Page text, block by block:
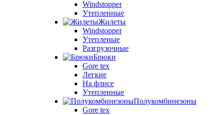
Windstopper
Утепленные
Жилеты
Windstopper
Утепленые
Разгрузочные
Брюки
Gore tex
Легкие
На флисе
Утепленные
Полукомбинезоны
Gore tex